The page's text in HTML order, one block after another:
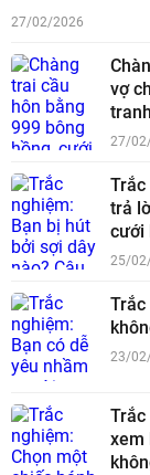
27/02/2026
vợ
27/
Trắc
trả
cưới
25/
Trắc
23/
Trắc
xem